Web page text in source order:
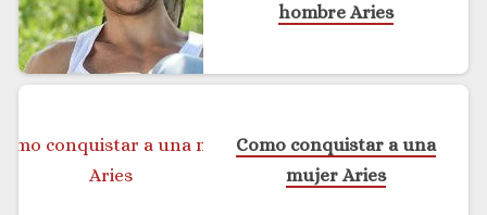
hombre Aries
Como conquistar a una
mujer Aries